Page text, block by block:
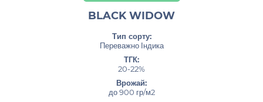
BLACK WIDOW
Тип сорту:
Переважно Індика
ТГК:
20-22%
Врожай:
до 900 гр/м2